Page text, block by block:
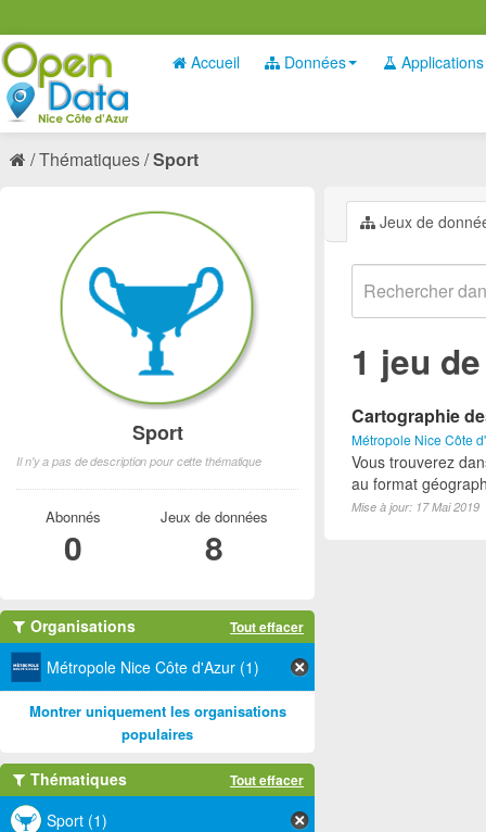
Accueil Données Applications
Thématiques Sport
Jeux de
1 jeu
Cartographie
Métropole Nice Côte
Vous trouverez
au format
Mise à jour: 17 Mai 2019
Sport
Il n'y a pas de description pour cette thématique
Abonnés
0
Jeux de données
8
Organisations Tout effacer
Métropole Nice Côte d'Azur (1)
Montrer uniquement les organisations
populaires
Thématiques Tout effacer
Sport (1)